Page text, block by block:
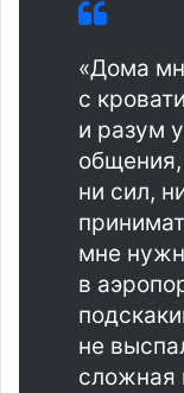
«Дома
с
и разум
общения,
ни сил,
мне
в
не
сложная